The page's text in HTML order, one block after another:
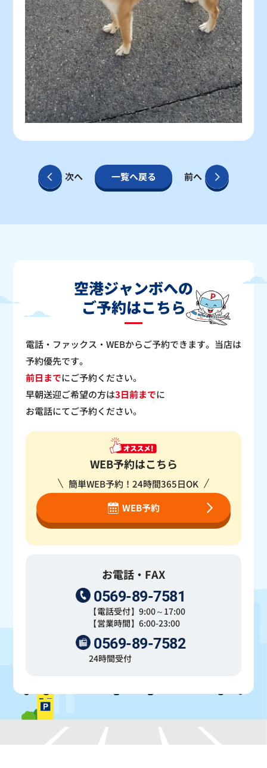
次へ 一覧へ戻る 前へ
空港ジャンボへの
ご予約はこちら
電話・ファックス・WEBからご予約できます。当店は
予約優先です。
前日までにご予約ください。
早朝送迎ご希望の方は3日前までに
お電話にてご予約ください。
WEB予約はこちら
簡単WEB予約！24時間365日OK
WEB予約
お電話・FAX
0569-89-7581
【電話受付】9:00～17:00
【営業時間】6:00-23:00
0569-89-7582
24時間受付